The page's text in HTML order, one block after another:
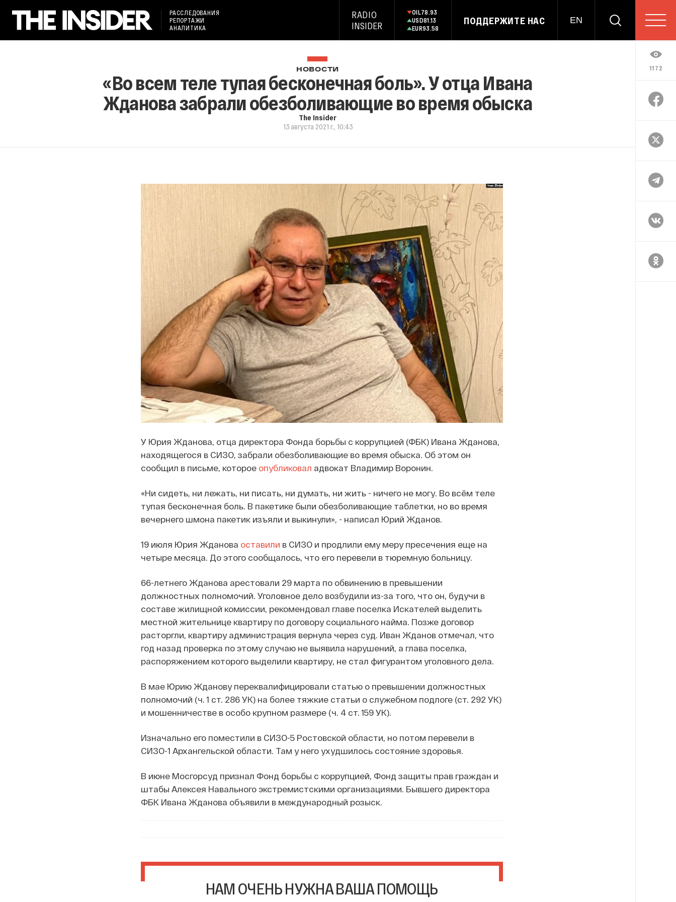
РАССЛЕДОВАНИЯ
РЕПОРТАЖИ
АНАЛИТИКА
RADIO
INSIDER
OIL78.93
USD81.13
EUR93.58
ПОДДЕРЖИТЕ НАС EN
1172
НОВОСТИ
«Во всем теле тупая бесконечная боль». У отца Ивана
Жданова забрали обезболивающие во время обыска
The Insider
13 августа 2021 г., 10:43
У Юрия Жданова, отца директора Фонда борьбы с коррупцией (ФБК) Ивана Жданова,
находящегося в СИЗО, забрали обезболивающие во время обыска. Об этом он
сообщил в письме, которое опубликовал адвокат Владимир Воронин.
«Ни сидеть, ни лежать, ни писать, ни думать, ни жить - ничего не могу. Во всём теле
тупая бесконечная боль. В пакетике были обезболивающие таблетки, но во время
вечернего шмона пакетик изъяли и выкинули», - написал Юрий Жданов.
19 июля Юрия Жданова оставили в СИЗО и продлили ему меру пресечения еще на
четыре месяца. До этого сообщалось, что его перевели в тюремную больницу.
66-летнего Жданова арестовали 29 марта по обвинению в превышении
должностных полномочий. Уголовное дело возбудили из-за того, что он, будучи в
составе жилищной комиссии, рекомендовал главе поселка Искателей выделить
местной жительнице квартиру по договору социального найма. Позже договор
расторгли, квартиру администрация вернула через суд. Иван Жданов отмечал, что
год назад проверка по этому случаю не выявила нарушений, а глава поселка,
распоряжением которого выделили квартиру, не стал фигурантом уголовного дела.
В мае Юрию Жданову переквалифицировали статью о превышении должностных
полномочий (ч. 1 ст. 286 УК) на более тяжкие статьи о служебном подлоге (ст. 292 УК)
и мошенничестве в особо крупном размере (ч. 4 ст. 159 УК).
Изначально его поместили в СИЗО-5 Ростовской области, но потом перевели в
СИЗО-1 Архангельской области. Там у него ухудшилось состояние здоровья.
В июне Мосгорсуд признал Фонд борьбы с коррупцией, Фонд защиты прав граждан и
штабы Алексея Навального экстремистскими организациями. Бывшего директора
ФБК Ивана Жданова объявили в международный розыск.
НАМ ОЧЕНЬ НУЖНА ВАША ПОМОЩЬ